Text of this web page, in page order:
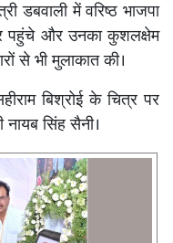
डबवाली में वरिष्ठ भाजपा
पहुंचे और उनका कुशलक्षेम
से भी मुलाकात की।
बिश्रोई के चित्र पर
नायब सिंह सैनी।